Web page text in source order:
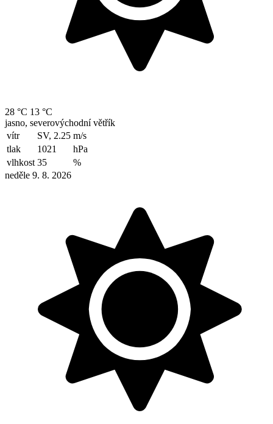
28 °C 13 °C
jasno, severovýchodní větřík
vítr
SV, 2.25 m/s
tlak
1021
hPa
vlhkost 35
%
neděle 9. 8. 2026